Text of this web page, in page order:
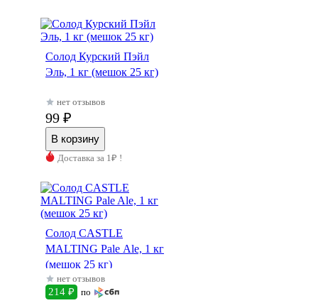
Солод Курский Пэйл
Эль, 1 кг (мешок 25 кг)
нет отзывов
99 ₽
Доставка за 1₽ !
Солод CASTLE
MALTING Pale Ale, 1 кг
(мешок 25 кг)
нет отзывов
214 ₽ по